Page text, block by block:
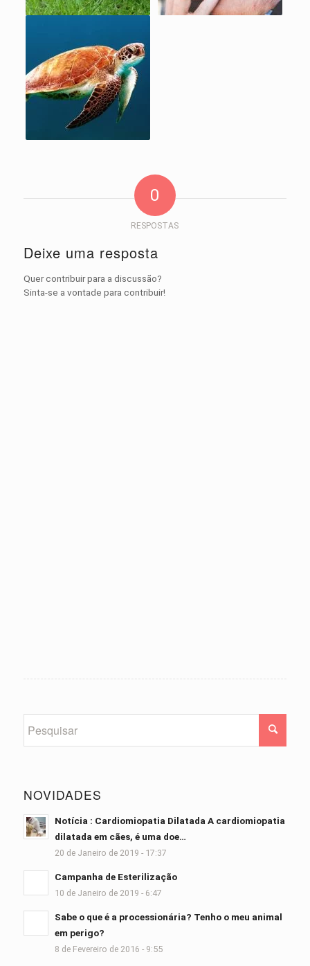
0
RESPOSTAS
Deixe uma resposta
Quer contribuir para a discussão?
Sinta-se a vontade para contribuir!
NOVIDADES
Notícia : Cardiomiopatia Dilatada A cardiomiopatia
dilatada em cães, é uma doe…
20 de Janeiro de 2019 - 17:37
Campanha de Esterilização
10 de Janeiro de 2019 - 6:47
Sabe o que é a processionária? Tenho o meu animal
em perigo?
8 de Fevereiro de 2016 - 9:55